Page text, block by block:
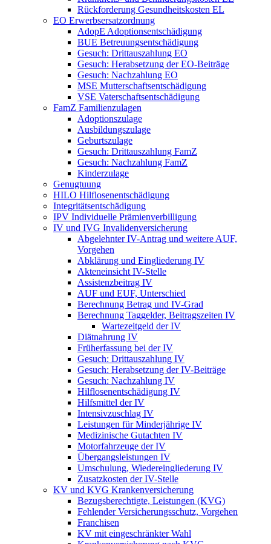
Rückforderung Gesundheitskosten EL
EO Erwerbsersatzordnung
AdopE Adoptionsentschädigung
BUE Betreuungsentschädigung
Gesuch: Drittauszahlung EO
Gesuch: Herabsetzung der EO-Beiträge
Gesuch: Nachzahlung EO
MSE Mutterschaftsentschädigung
VSE Vaterschaftsentschädigung
FamZ Familienzulagen
Adoptionszulage
Ausbildungszulage
Geburtszulage
Gesuch: Drittauszahlung FamZ
Gesuch: Nachzahlung FamZ
Kinderzulage
Genugtuung
HILO Hilflosenentschädigung
Integritätsentschädigung
IPV Individuelle Prämienverbilligung
IV und IVG Invalidenversicherung
Abgelehnter IV-Antrag und weitere AUF,
Vorgehen
Abklärung und Eingliederung IV
Akteneinsicht IV-Stelle
Assistenzbeitrag IV
AUF und EUF, Unterschied
Berechnung Betrag und IV-Grad
Berechnung Taggelder, Beitragszeiten IV
Wartezeitgeld der IV
Diätnahrung IV
Früherfassung bei der IV
Gesuch: Drittauszahlung IV
Gesuch: Herabsetzung der IV-Beiträge
Gesuch: Nachzahlung IV
Hilflosenentschädigung IV
Hilfsmittel der IV
Intensivzuschlag IV
Leistungen für Minderjährige IV
Medizinische Gutachten IV
Motorfahrzeuge der IV
Übergangsleistungen IV
Umschulung, Wiedereingliederung IV
Zusatzkosten der IV-Stelle
KV und KVG Krankenversicherung
Bezugsberechtigte, Leistungen (KVG)
Fehlender Versicherungsschutz, Vorgehen
Franchisen
KV mit eingeschränkter Wahl